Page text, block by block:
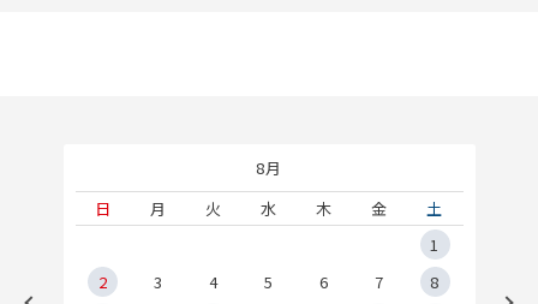
8月
日
月 火 水 木 金
土
1
2
3 4 5 6 7
8